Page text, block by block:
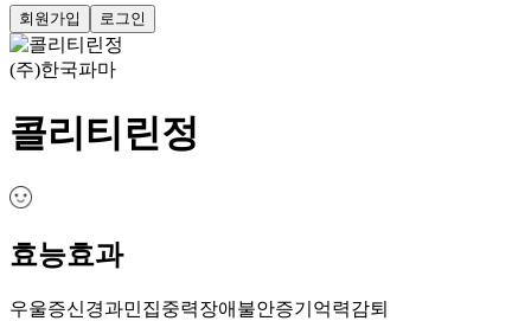
회원가입 로그인
(주)한국파마
콜리티린정
효능효과
우울증신경과민집중력장애 불안증기억력감퇴